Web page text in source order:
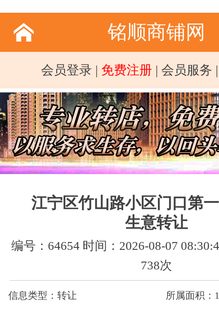
铭顺商铺网
会员登录 | 免费注册 | 会员服务
江宁区竹山路小区门口第
生意转让
编号：64654 时间：2026-08-07
738次
信息类型：转让
所属面积：